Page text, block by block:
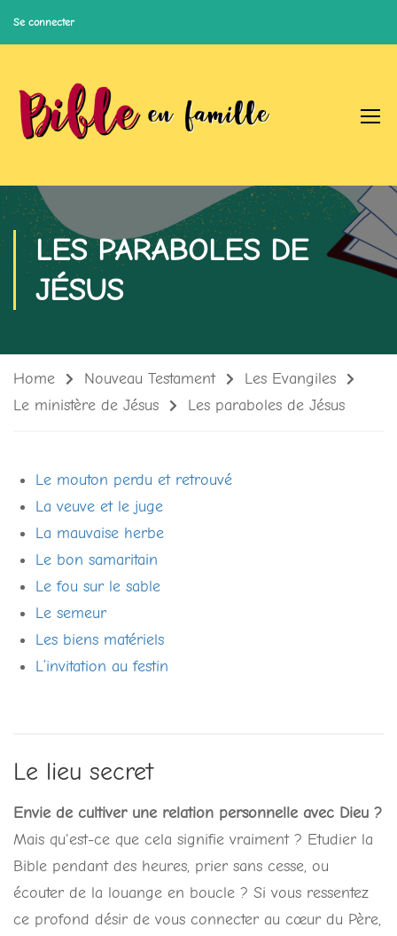
Se connecter
LES PARABOLES DE
JÉSUS
Home Nouveau Testament
Les Evangiles
Le ministère de Jésus
Les paraboles de Jésus
Le mouton perdu et retrouvé
La veuve et le juge
La mauvaise herbe
Le bon samaritain
Le fou sur le sable
Le semeur
Les biens matériels
L’invitation au festin
Le lieu secret
Envie de cultiver une relation personnelle avec Dieu ?
Mais qu'est-ce que cela signifie vraiment ? Etudier la
Bible pendant des heures, prier sans cesse, ou
écouter de la louange en boucle ? Si vous ressentez
ce profond désir de vous connecter au cœur du Père,